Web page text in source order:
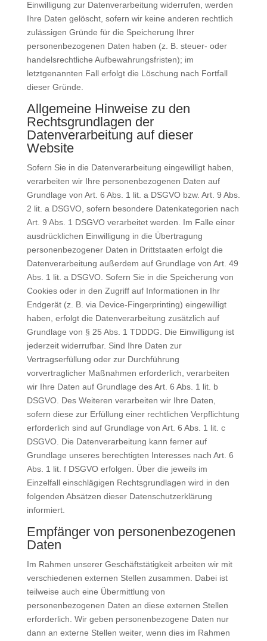
Einwilligung zur Datenverarbeitung widerrufen, werden
Ihre Daten gelöscht, sofern wir keine anderen rechtlich
zulässigen Gründe für die Speicherung Ihrer
personenbezogenen Daten haben (z. B. steuer- oder
handelsrechtliche Aufbewahrungsfristen); im
letztgenannten Fall erfolgt die Löschung nach Fortfall
dieser Gründe.
Allgemeine Hinweise zu den
Rechtsgrundlagen der
Datenverarbeitung auf dieser
Website
Sofern Sie in die Datenverarbeitung eingewilligt haben,
verarbeiten wir Ihre personenbezogenen Daten auf
Grundlage von Art. 6 Abs. 1 lit. a DSGVO bzw. Art. 9 Abs.
2 lit. a DSGVO, sofern besondere Datenkategorien nach
Art. 9 Abs. 1 DSGVO verarbeitet werden. Im Falle einer
ausdrücklichen Einwilligung in die Übertragung
personenbezogener Daten in Drittstaaten erfolgt die
Datenverarbeitung außerdem auf Grundlage von Art. 49
Abs. 1 lit. a DSGVO. Sofern Sie in die Speicherung von
Cookies oder in den Zugriff auf Informationen in Ihr
Endgerät (z. B. via Device-Fingerprinting) eingewilligt
haben, erfolgt die Datenverarbeitung zusätzlich auf
Grundlage von § 25 Abs. 1 TDDDG. Die Einwilligung ist
jederzeit widerrufbar. Sind Ihre Daten zur
Vertragserfüllung oder zur Durchführung
vorvertraglicher Maßnahmen erforderlich, verarbeiten
wir Ihre Daten auf Grundlage des Art. 6 Abs. 1 lit. b
DSGVO. Des Weiteren verarbeiten wir Ihre Daten,
sofern diese zur Erfüllung einer rechtlichen Verpflichtung
erforderlich sind auf Grundlage von Art. 6 Abs. 1 lit. c
DSGVO. Die Datenverarbeitung kann ferner auf
Grundlage unseres berechtigten Interesses nach Art. 6
Abs. 1 lit. f DSGVO erfolgen. Über die jeweils im
Einzelfall einschlägigen Rechtsgrundlagen wird in den
folgenden Absätzen dieser Datenschutzerklärung
informiert.
Empfänger von personenbezogenen
Daten
Im Rahmen unserer Geschäftstätigkeit arbeiten wir mit
verschiedenen externen Stellen zusammen. Dabei ist
teilweise auch eine Übermittlung von
personenbezogenen Daten an diese externen Stellen
erforderlich. Wir geben personenbezogene Daten nur
dann an externe Stellen weiter, wenn dies im Rahmen